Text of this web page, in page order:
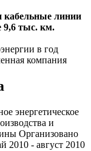
кабельные линии
9,6 тыс. км.
в год
компания
энергетическое
и
Организовано
2010 - август 2010